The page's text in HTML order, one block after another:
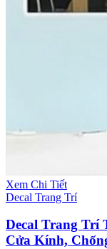
Xem Chi Tiết
Decal Trang Trí
Decal Trang Trí
Cửa Kính,